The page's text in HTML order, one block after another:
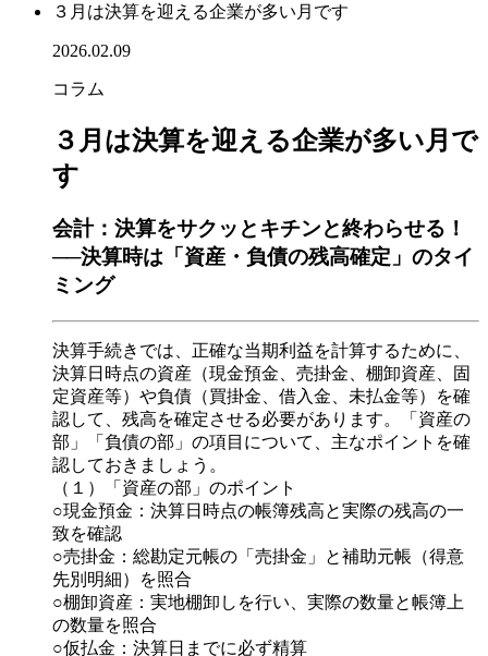
３月は決算を迎える企業が多い月です
2026.02.09
コラム
３月は決算を迎える企業が多い月で
す
会計：決算をサクッとキチンと終わらせる！
──決算時は「資産・負債の残高確定」のタイ
ミング
決算手続きでは、正確な当期利益を計算するために、
決算日時点の資産（現金預金、売掛金、棚卸資産、固
定資産等）や負債（買掛金、借入金、未払金等）を確
認して、残高を確定させる必要があります。「資産の
部」「負債の部」の項目について、主なポイントを確
認しておきましょう。
（１）「資産の部」のポイント
○現金預金：決算日時点の帳簿残高と実際の残高の一
致を確認
○売掛金：総勘定元帳の「売掛金」と補助元帳（得意
先別明細）を照合
○棚卸資産：実地棚卸しを行い、実際の数量と帳簿上
の数量を照合
○仮払金：決算日までに必ず精算